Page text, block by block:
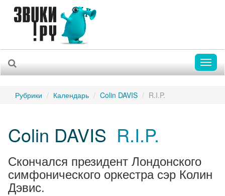
Рубрики Календарь Colin DAVIS R.I.P.
Colin DAVIS R.I.P.
Скончался президент Лондонского
симфонического оркестра сэр Колин
Дэвис.